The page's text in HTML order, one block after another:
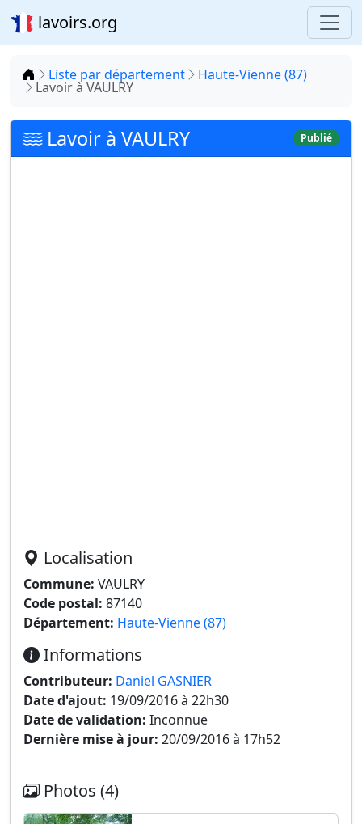
lavoirs.org
Accueil
Liste par département Haute-Vienne (87)
Lavoir à VAULRY
Lavoir à VAULRY Publié
Localisation
Commune: VAULRY
Code postal: 87140
Département: Haute-Vienne (87)
Informations
Contributeur: Daniel GASNIER
Date d'ajout: 19/09/2016 à 22h30
Date de validation: Inconnue
Dernière mise à jour: 20/09/2016 à 17h52
Photos (4)